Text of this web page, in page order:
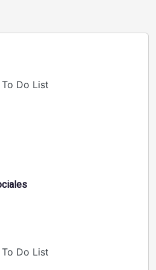
Do List
Do List